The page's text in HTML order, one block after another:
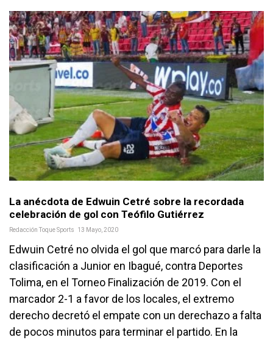
La anécdota de Edwuin Cetré sobre la recordada
celebración de gol con Teófilo Gutiérrez
Redacción Toque Sports 13 Mayo, 2020
Edwuin Cetré no olvida el gol que marcó para darle la
clasificación a Junior en Ibagué, contra Deportes
Tolima, en el Torneo Finalización de 2019. Con el
marcador 2-1 a favor de los locales, el extremo
derecho decretó el empate con un derechazo a falta
de pocos minutos para terminar el partido. En la